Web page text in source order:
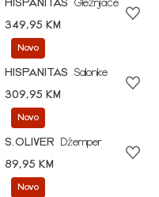
HISPANITAS
Gležnjače
349,95 KM
Novo
HISPANITAS
Salonke
309,95 KM
Novo
S.OLIVER
Džemper
89,95 KM
Novo